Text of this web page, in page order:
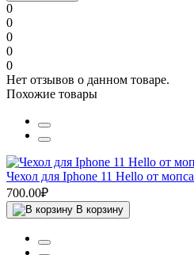
0
0
0
0
0
Нет отзывов о данном товаре.
Похожие товары
Чехол для Iphone 11 Hello от мопса
700.00₽
В корзину